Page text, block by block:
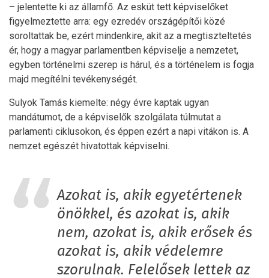
– jelentette ki az államfő. Az esküt tett képviselőket
figyelmeztette arra: egy ezredév országépítői közé
soroltattak be, ezért mindenkire, akit az a megtiszteltetés
ér, hogy a magyar parlamentben képviselje a nemzetet,
egyben történelmi szerep is hárul, és a történelem is fogja
majd megítélni tevékenységét.
Sulyok Tamás kiemelte: négy évre kaptak ugyan
mandátumot, de a képviselők szolgálata túlmutat a
parlamenti ciklusokon, és éppen ezért a napi vitákon is. A
nemzet egészét hivatottak képviselni.
Azokat is, akik egyetértenek
önökkel, és azokat is, akik
nem, azokat is, akik erősek és
azokat is, akik védelemre
szorulnak. Felelősek lettek az